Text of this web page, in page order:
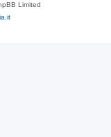
Limited